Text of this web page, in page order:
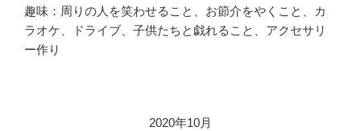
趣味：周りの人を笑わせること、お節介をやくこと、カ
ラオケ、ドライブ、子供たちと戯れること、アクセサリ
ー作り
2020年10月